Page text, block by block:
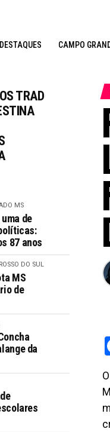
DESTAQUES CAMPO
TRAD
MS
de
87 anos
DO SUL
MS
de
da